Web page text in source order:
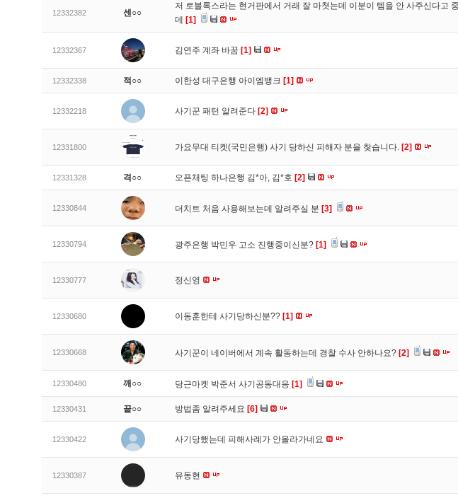
12332382 센○○
저 로블록스라는 현거판에서 거래 잘 마쳣는데 이분이 템을 안 사주신다고
데
[1]
12332367 김연주 계좌 바꿈 [1]
12332338 적○○ 이한성 대구은행 아이엠뱅크 [1]
12332218 사기꾼 패턴 알려준다 [2]
12331800 가요무대 티켓(국민은행) 사기 당하신 피해자 분을 찾습니다. [2]
12331328 격○○ 오픈채팅 하나은행 김*아, 김*호 [2]
12330844 더치트 처음 사용해보는데 알려주실 분 [3]
12330794 광주은행 박민우 고소 진행중이신분? [1]
12330777 정신영
12330680 이동훈한테 사기당하신분?? [1]
12330668 사기꾼이 네이버에서 계속 활동하는데 경찰 수사 안하나요? [2]
12330480 깨○○ 당근마켓 박준서 사기공동대응 [1]
12330431 끝○○ 방법좀 알려주세요 [6]
12330422 사기당했는데 피해사례가 안올라가네요
12330387 유동현